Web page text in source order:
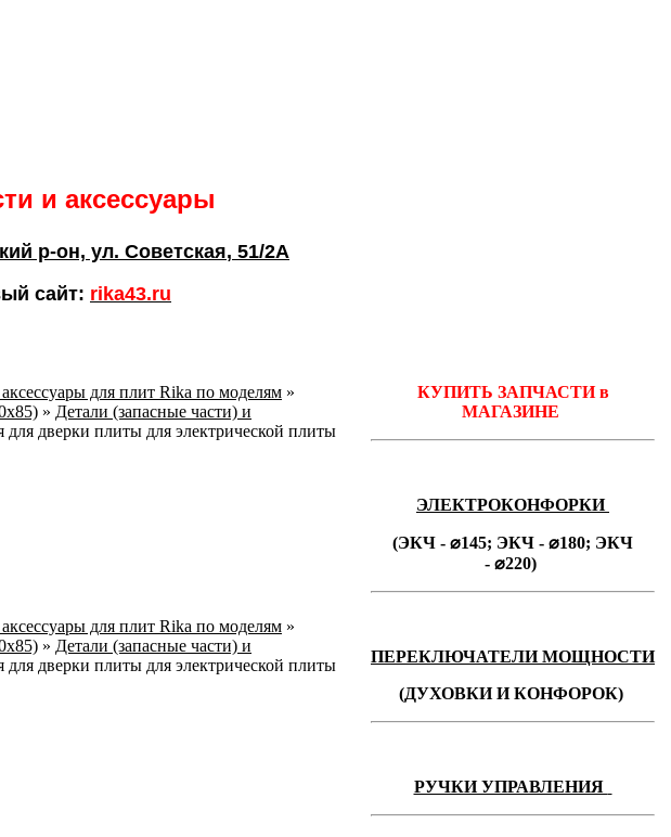
и аксессуары
р-он, ул. Советская, 51/2А
сайт: rika43.ru
для плит Rika по моделям »
» Детали (запасные части) и
для дверки плиты для электрической плиты
для плит Rika по моделям »
» Детали (запасные части) и
для дверки плиты для электрической плиты
КУПИТЬ ЗАПЧАСТИ в
МАГАЗИНЕ
ЭЛЕКТРОКОНФОРКИ
(ЭКЧ - ⌀145; ЭКЧ - ⌀180; ЭКЧ
- ⌀220)
ПЕРЕКЛЮЧАТЕЛИ МОЩНОСТИ
(ДУХОВКИ И КОНФОРОК)
РУЧКИ УПРАВЛЕНИЯ